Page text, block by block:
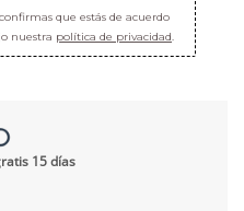
que estás de acuerdo
nuestra política de privacidad.
15 días